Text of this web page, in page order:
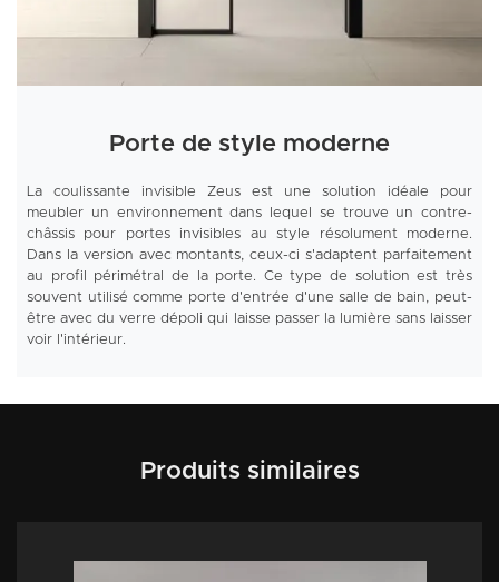
Porte de style moderne
La coulissante invisible Zeus est une solution idéale pour
meubler un environnement dans lequel se trouve un contre-
châssis pour portes invisibles au style résolument moderne.
Dans la version avec montants, ceux-ci s'adaptent parfaitement
au profil périmétral de la porte. Ce type de solution est très
souvent utilisé comme porte d'entrée d'une salle de bain, peut-
être avec du verre dépoli qui laisse passer la lumière sans laisser
voir l'intérieur.
Produits similaires